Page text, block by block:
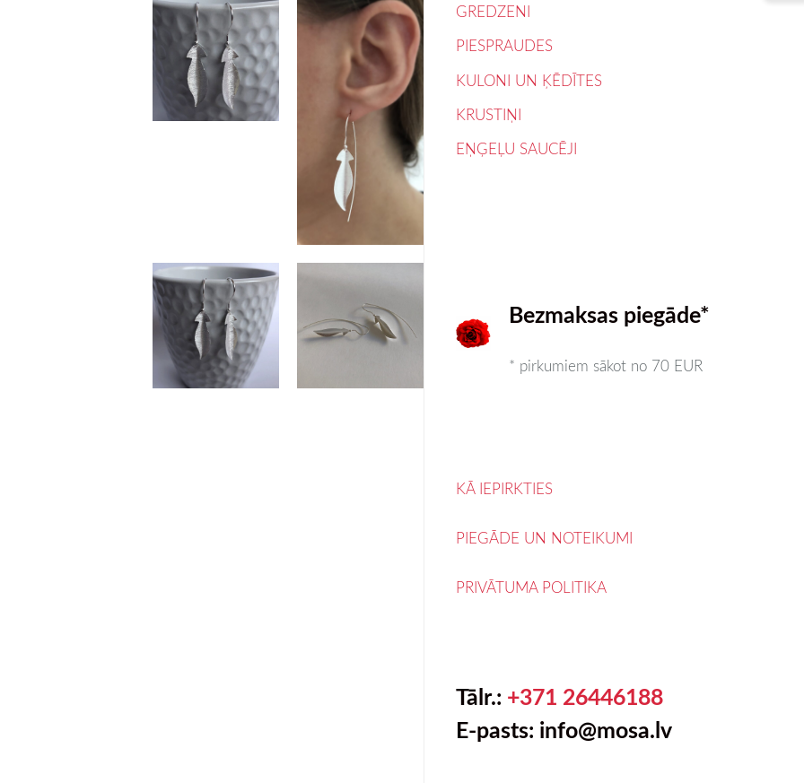
GREDZENI
PIESPRAUDES
KULONI UN ĶĒDĪTES
KRUSTIŅI
EŅĢEĻU SAUCĒJI
Bezmaksas piegāde*
* pirkumiem sākot no 70 EUR
KĀ IEPIRKTIES
PIEGĀDE UN NOTEIKUMI
PRIVĀTUMA POLITIKA
Tālr.: +371 26446188
E-pasts: info@mosa.lv